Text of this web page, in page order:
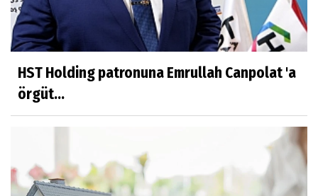
HST Holding patronuna Emrullah Canpolat 'a
örgüt...